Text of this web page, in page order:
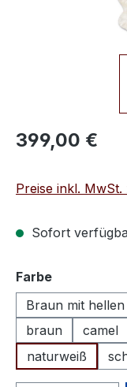
Regulärer Preis:
399,00 €
Preise inkl.
Sofort
Farbeauswählen
Braun mit
braun
camel
naturweiß